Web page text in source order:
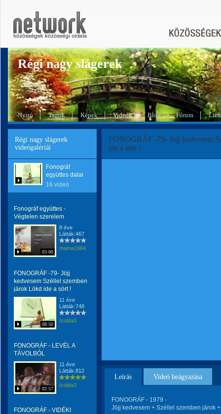
Régi nagy slágerek
Nyitó Tagok Képek Videók Blog Fórum
Régi nagy slágerek
videógalériái
Fonográf
együttes dalai
16 videó
Fonográf együttes -
Végtelen szerelem
03:00
8 éve
Látták:467
mama1964
FONOGRÁF -79- Jöjj
kedvesem Széllel szemben
járok Lökd ide a sört !
08:50
11 éve
Látták:748
Izolda3
FONOGRÁF - LEVÉL A
TÁVOLBÓL
02:57
11 éve
Látták:812
Izolda3
FONOGRÁF - VIDÉKI
FONOGRÁF -79- Jöjj kedvesem
ide a sört !
Leírás Videó beágyazása
FONOGRÁF - 1979 -
Jöjj kedvesem + Széllel szemben járok